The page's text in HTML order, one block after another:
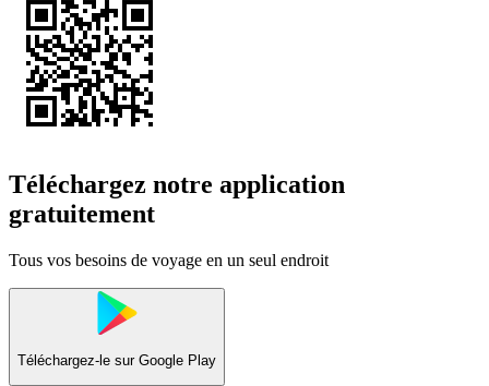
Téléchargez notre application
gratuitement
Tous vos besoins de voyage en un seul endroit
Téléchargez-le sur Google Play